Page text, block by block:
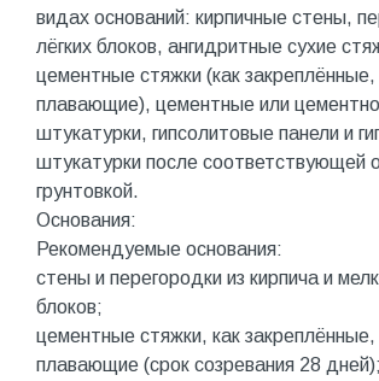
видах оснований: кирпичные стены,
лёгких блоков, ангидритные сухие
цементные стяжки (как закреплённые,
плавающие), цементные или
штукатурки, гипсолитовые панели и
штукатурки после соответствующей
грунтовкой.
Основания:
Рекомендуемые основания:
стены и перегородки из кирпича и
блоков;
цементные стяжки, как закреплённые,
плавающие (срок созревания 28 дней);